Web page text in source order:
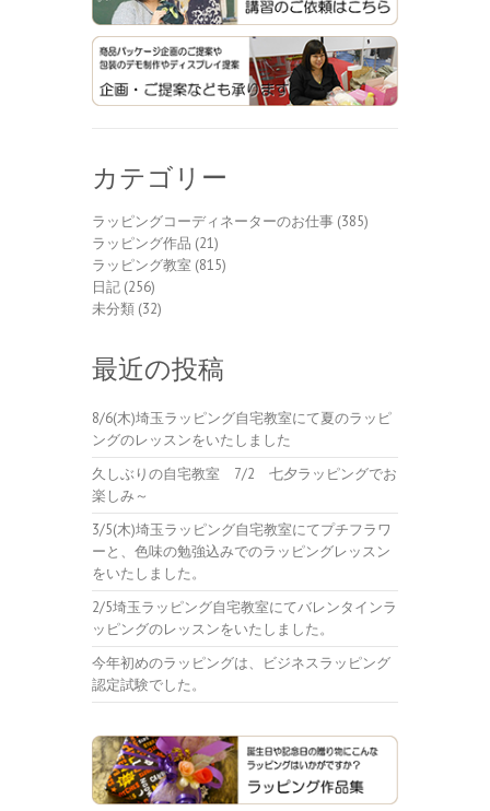
カテゴリー
ラッピングコーディネーターのお仕事 (385)
ラッピング作品 (21)
ラッピング教室 (815)
日記 (256)
未分類 (32)
最近の投稿
8/6(木)埼玉ラッピング自宅教室にて夏のラッピ
ングのレッスンをいたしました
久しぶりの自宅教室 7/2 七夕ラッピングでお
楽しみ～
3/5(木)埼玉ラッピング自宅教室にてプチフラワ
ーと、色味の勉強込みでのラッピングレッスン
をいたしました。
2/5埼玉ラッピング自宅教室にてバレンタインラ
ッピングのレッスンをいたしました。
今年初めのラッピングは、ビジネスラッピング
認定試験でした。